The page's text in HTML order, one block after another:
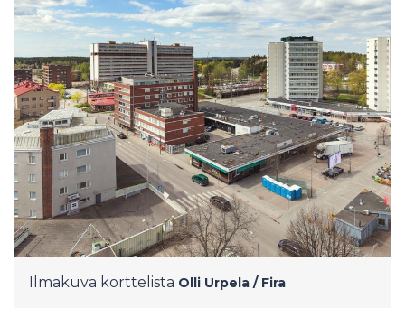
Ilmakuva korttelista Olli Urpela / Fira